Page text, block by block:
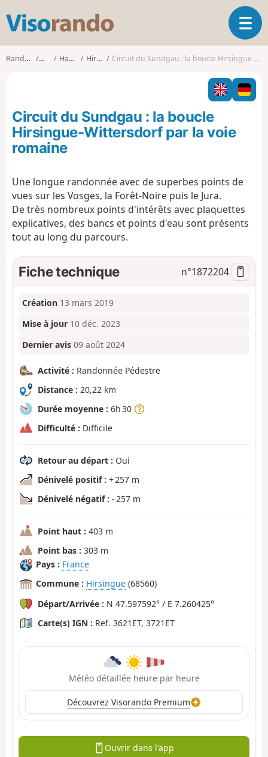
s
o
o
O
u
i
r
l
o
Randonnées AlsaceHaut-Rhin Hirsingue Circuit du Sundgau : la boucle Hirsingue-Wittersdorf par la voie romaine
Circuit du Sundgau : la boucle
Hirsingue-Wittersdorf par la voie
romaine
Une longue randonnée avec de superbes points de
vues sur les Vosges, la Forêt-Noire puis le Jura.
De très nombreux points d'intérêts avec plaquettes
explicatives, des bancs et points d'eau sont présents
tout au long du parcours.
Fiche technique n°1872204
Création 13 mars 2019
Mise à jour 10 déc. 2023
Dernier avis 09 août 2024
Activité : Randonnée Pédestre
Distance : 20,22 km
Durée moyenne : 6h 30
Difficulté : Difficile
Retour au départ : Oui
Dénivelé positif : + 257 m
Dénivelé négatif : - 257 m
Point haut : 403 m
Point bas : 303 m
Pays : France
Commune : Hirsingue (68560)
Départ/Arrivée : N 47.597592° / E 7.260425°
Carte(s) IGN : Ref. 3621ET, 3721ET
Météo détaillée heure par heure
Découvrez Visorando Premium
Ouvrir dans l'app